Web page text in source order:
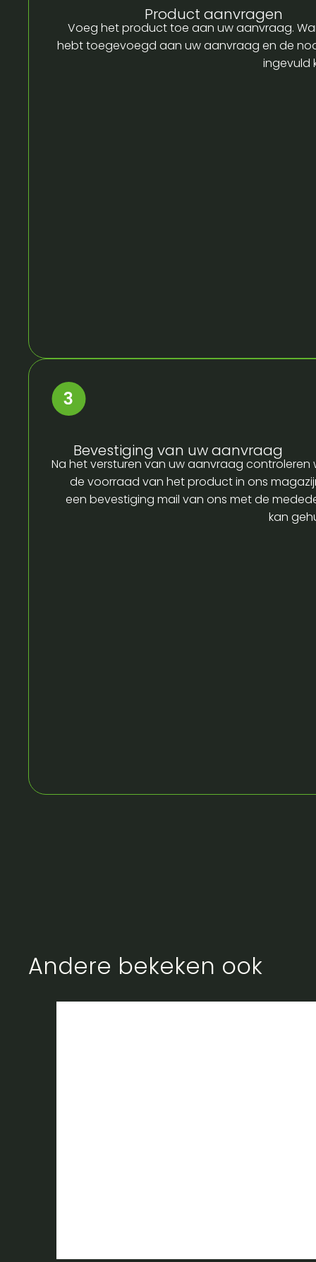
Product aanvragen
Voeg het product toe aan uw aanvraag.
hebt toegevoegd aan uw aanvraag en de
ingevuld
Bevestiging van uw aanvraag
Na het versturen van uw aanvraag controleren
de voorraad van het product in ons
een bevestiging mail van ons met de
kan
Andere bekeken ook